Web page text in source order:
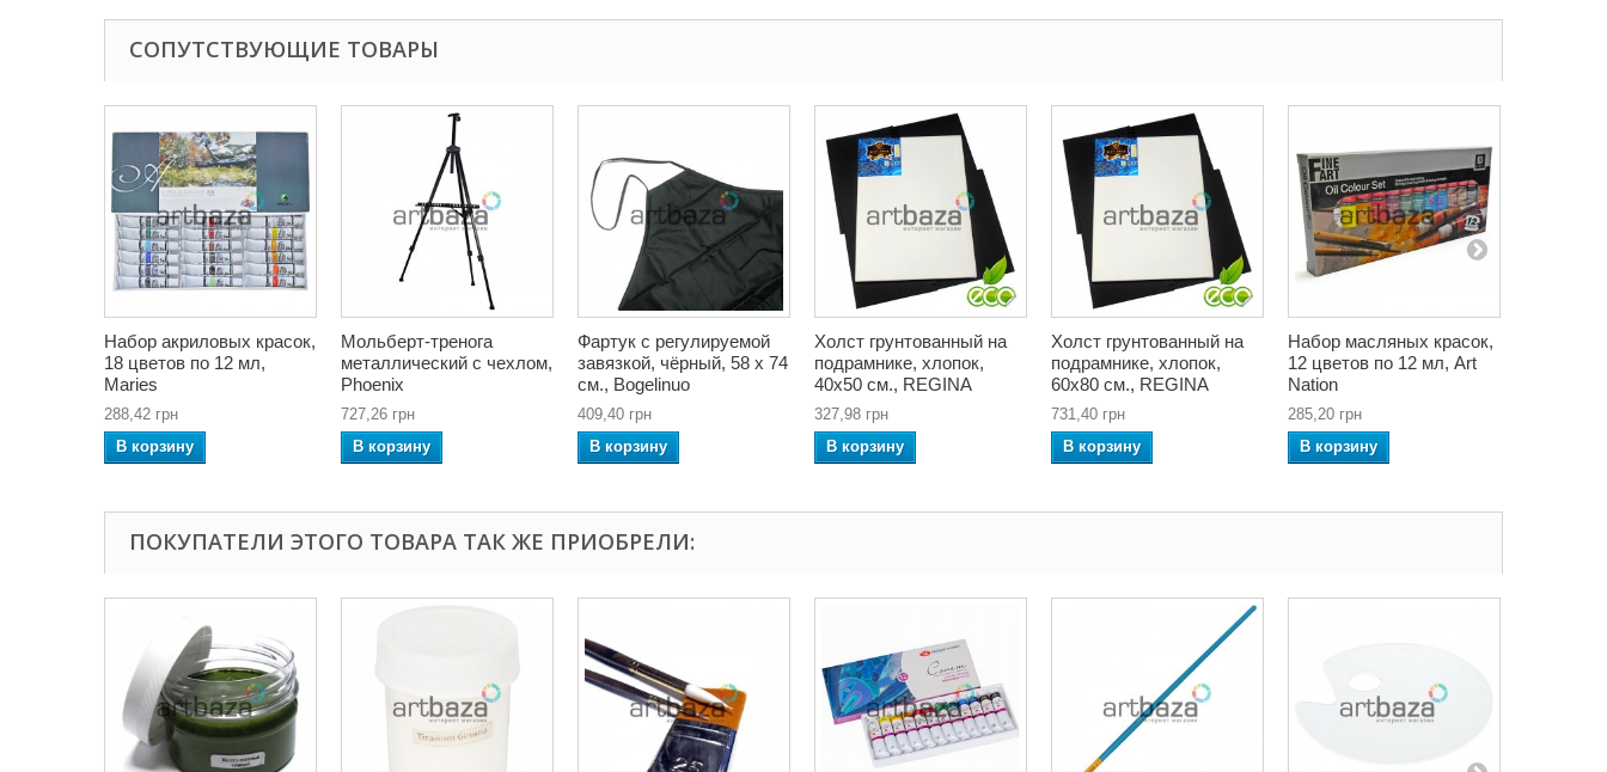
СОПУТСТВУЮЩИЕ ТОВАРЫ
Набор акриловых красок,
18 цветов по 12 мл,
Maries
288,42 грн
В корзину
Мольберт-тренога
металлический с чехлом,
Phoenix
727,26 грн
В корзину
Фартук с регулируемой
завязкой, чёрный, 58 x 74
см., Bogelinuo
409,40 грн
В корзину
Холст грунтованный на
подрамнике, хлопок,
40x50 см., REGINA
327,98 грн
В корзину
Холст грунтованный на
подрамнике, хлопок,
60x80 см., REGINA
731,40 грн
В корзину
Набор масляных красок,
12 цветов по 12 мл, Art
Nation
285,20 грн
В корзину
ПОКУПАТЕЛИ ЭТОГО ТОВАРА ТАК ЖЕ ПРИОБРЕЛИ: